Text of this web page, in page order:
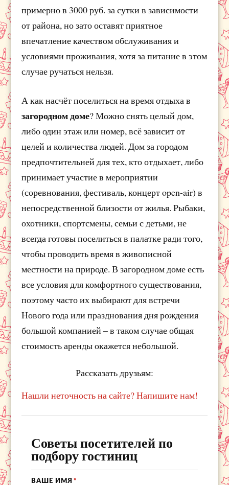
примерно в 3000 руб. за сутки в зависимости
от района, но зато оставят приятное
впечатление качеством обслуживания и
условиями проживания, хотя за питание в этом
случае ручаться нельзя.
А как насчёт поселиться на время отдыха в
загородном доме? Можно снять целый дом,
либо один этаж или номер, всё зависит от
целей и количества людей. Дом за городом
предпочтительней для тех, кто отдыхает, либо
принимает участие в мероприятии
(соревнования, фестиваль, концерт open-air) в
непосредственной близости от жилья. Рыбаки,
охотники, спортсмены, семьи с детьми, не
всегда готовы поселиться в палатке ради того,
чтобы проводить время в живописной
местности на природе. В загородном доме есть
все условия для комфортного существования,
поэтому часто их выбирают для встречи
Нового года или празднования дня рождения
большой компанией – в таком случае общая
стоимость аренды окажется небольшой.
Рассказать друзьям:
Нашли неточность на сайте? Напишите нам!
Советы посетителей по
подбору гостиниц
ВАШЕ ИМЯ *